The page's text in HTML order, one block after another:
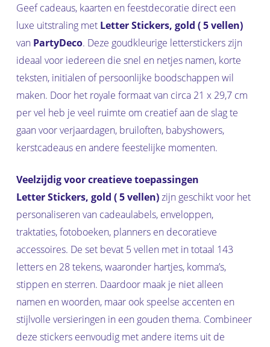
Geef cadeaus, kaarten en feestdecoratie direct een
luxe uitstraling met Letter Stickers, gold ( 5 vellen)
van PartyDeco. Deze goudkleurige letterstickers zijn
ideaal voor iedereen die snel en netjes namen, korte
teksten, initialen of persoonlijke boodschappen wil
maken. Door het royale formaat van circa 21 x 29,7 cm
per vel heb je veel ruimte om creatief aan de slag te
gaan voor verjaardagen, bruiloften, babyshowers,
kerstcadeaus en andere feestelijke momenten.
Veelzijdig voor creatieve toepassingen
Letter Stickers, gold ( 5 vellen)zijn geschikt voor het
personaliseren van cadeaulabels, enveloppen,
traktaties, fotoboeken, planners en decoratieve
accessoires. De set bevat 5 vellen met in totaal 143
letters en 28 tekens, waaronder hartjes, komma’s,
stippen en sterren. Daardoor maak je niet alleen
namen en woorden, maar ook speelse accenten en
stijlvolle versieringen in een gouden thema. Combineer
deze stickers eenvoudig met andere items uit de